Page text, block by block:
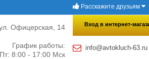
×
Расскажите друзьям
Вход в интернет-
info@avtokluch-63.ru
ул. Офицерская, 14
График работы:
8:00 - 17:00 Мск